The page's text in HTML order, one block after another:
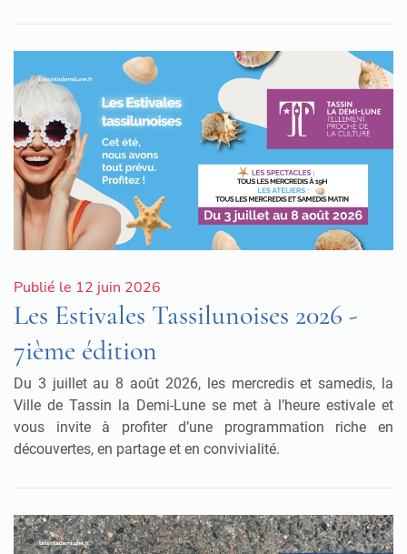
Publié le 12 juin 2026
Les Estivales Tassilunoises 2026 -
7ième édition
Du 3 juillet au 8 août 2026, les mercredis et samedis, la
Ville de Tassin la Demi-Lune se met à l’heure estivale et
vous invite à profiter d’une programmation riche en
découvertes, en partage et en convivialité.